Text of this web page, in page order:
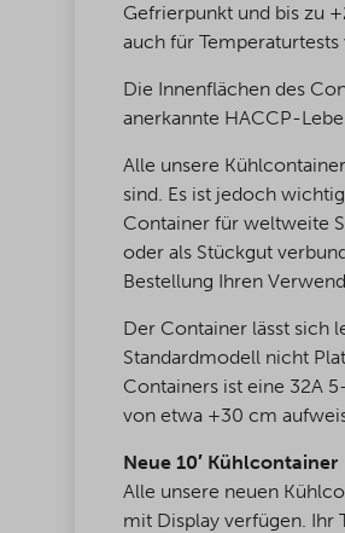
Gefrierpunkt und bis zu
auch für
Die Innenflächen des
anerkannte HACCP-
Alle unsere
sind. Es ist jedoch
Container für weltweite
oder als Stückgut
Bestellung Ihren
Der Container lässt sich
Standardmodell nicht
Containers ist eine 32A
von etwa +30 cm
Neue 10′ Kühlcontainer
Alle unsere neuen
mit Display verfügen.